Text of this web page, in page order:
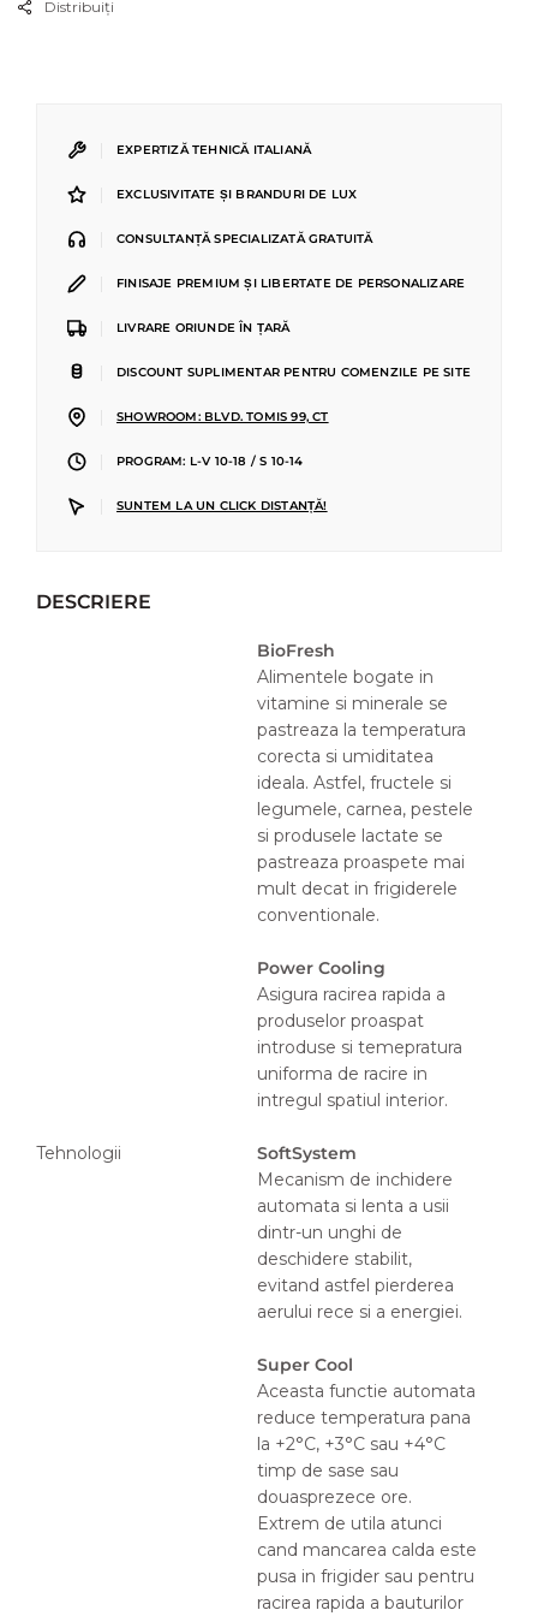
Distribuiți
EXPERTIZĂ TEHNICĂ ITALIANĂ
EXCLUSIVITATE ȘI BRANDURI DE LUX
CONSULTANȚĂ SPECIALIZATĂ GRATUITĂ
FINISAJE PREMIUM ȘI LIBERTATE DE PERSONALIZARE
LIVRARE ORIUNDE ÎN ȚARĂ
DISCOUNT SUPLIMENTAR PENTRU COMENZILE PE SITE
SHOWROOM: BLVD. TOMIS 99, CT
PROGRAM: L-V 10-18 / S 10-14
SUNTEM LA UN CLICK DISTANȚĂ!
DESCRIERE
Tehnologii
BioFresh
Alimentele bogate in
vitamine si minerale se
pastreaza la temperatura
corecta si umiditatea
ideala. Astfel, fructele si
legumele, carnea, pestele
si produsele lactate se
pastreaza proaspete mai
mult decat in frigiderele
conventionale.
Power Cooling
Asigura racirea rapida a
produselor proaspat
introduse si temepratura
uniforma de racire in
intregul spatiul interior.
SoftSystem
Mecanism de inchidere
automata si lenta a usii
dintr-un unghi de
deschidere stabilit,
evitand astfel pierderea
aerului rece si a energiei.
Super Cool
Aceasta functie automata
reduce temperatura pana
la +2°C, +3°C sau +4°C
timp de sase sau
douasprezece ore.
Extrem de utila atunci
cand mancarea calda este
pusa in frigider sau pentru
racirea rapida a bauturilor